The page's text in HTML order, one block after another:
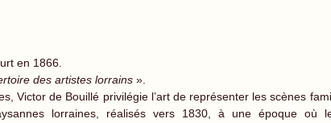
en 1866.
des artistes lorrains ».
Victor de Bouillé privilégie l’art de représenter les scènes
lorraines, réalisés vers 1830, à une époque où